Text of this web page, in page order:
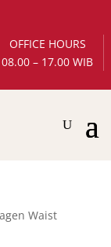
OFFICE HOURS
08.00 – 17.00 WIB
Waist